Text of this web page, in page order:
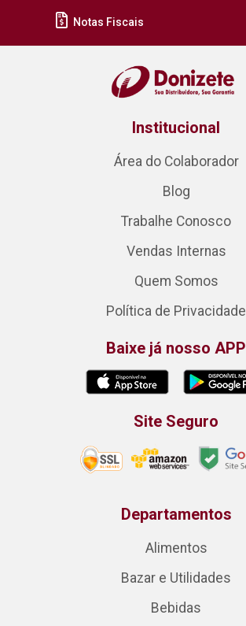
Notas Fiscais
Institucional
Área do Colaborador
Blog
Trabalhe Conosco
Vendas Internas
Quem Somos
Política de Privacidade
Baixe já nosso APP
Site Seguro
Departamentos
Alimentos
Bazar e Utilidades
Bebidas